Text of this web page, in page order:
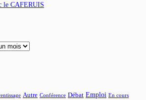
le CAFERUIS
Autre Conférence Débat Emploi En cours